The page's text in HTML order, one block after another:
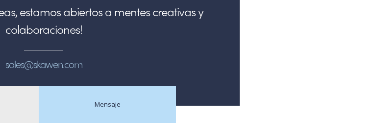
estamos abiertos a mentes creativas y
colaboraciones!
sales@skawen.com
Mensaje